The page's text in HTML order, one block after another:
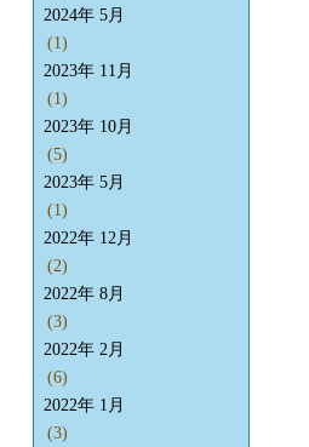
2024年 5月
(1)
2023年 11月
(1)
2023年 10月
(5)
2023年 5月
(1)
2022年 12月
(2)
2022年 8月
(3)
2022年 2月
(6)
2022年 1月
(3)